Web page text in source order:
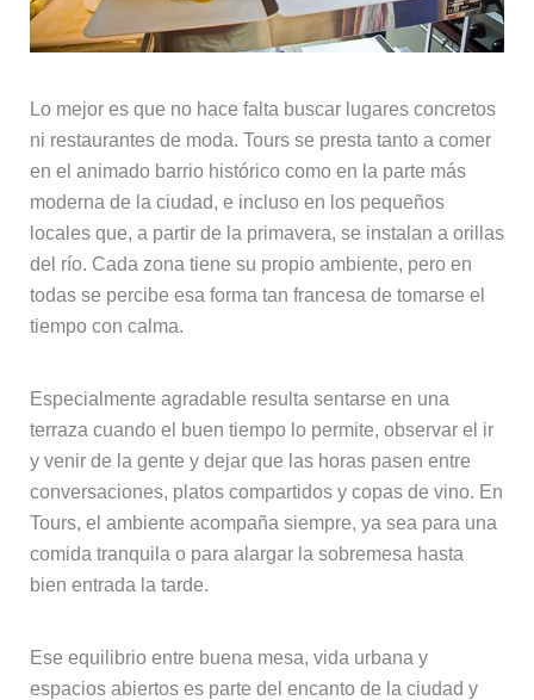
Lo mejor es que no hace falta buscar lugares concretos
ni restaurantes de moda. Tours se presta tanto a comer
en el animado barrio histórico como en la parte más
moderna de la ciudad, e incluso en los pequeños
locales que, a partir de la primavera, se instalan a orillas
del río. Cada zona tiene su propio ambiente, pero en
todas se percibe esa forma tan francesa de tomarse el
tiempo con calma.
Especialmente agradable resulta sentarse en una
terraza cuando el buen tiempo lo permite, observar el ir
y venir de la gente y dejar que las horas pasen entre
conversaciones, platos compartidos y copas de vino. En
Tours, el ambiente acompaña siempre, ya sea para una
comida tranquila o para alargar la sobremesa hasta
bien entrada la tarde.
Ese equilibrio entre buena mesa, vida urbana y
espacios abiertos es parte del encanto de la ciudad y